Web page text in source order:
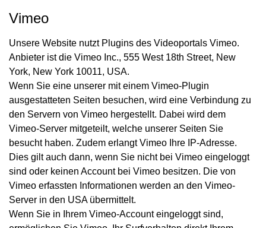
Vimeo
Unsere Website nutzt Plugins des Videoportals Vimeo.
Anbieter ist die Vimeo Inc., 555 West 18th Street, New
York, New York 10011, USA.
Wenn Sie eine unserer mit einem Vimeo-Plugin
ausgestatteten Seiten besuchen, wird eine Verbindung zu
den Servern von Vimeo hergestellt. Dabei wird dem
Vimeo-Server mitgeteilt, welche unserer Seiten Sie
besucht haben. Zudem erlangt Vimeo Ihre IP-Adresse.
Dies gilt auch dann, wenn Sie nicht bei Vimeo eingeloggt
sind oder keinen Account bei Vimeo besitzen. Die von
Vimeo erfassten Informationen werden an den Vimeo-
Server in den USA übermittelt.
Wenn Sie in Ihrem Vimeo-Account eingeloggt sind,